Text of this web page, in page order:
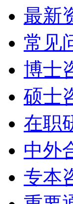
最新
常见
博士
硕士
在职
中外
专本